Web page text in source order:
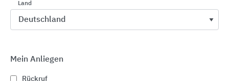
Land
Mein Anliegen
Rückruf